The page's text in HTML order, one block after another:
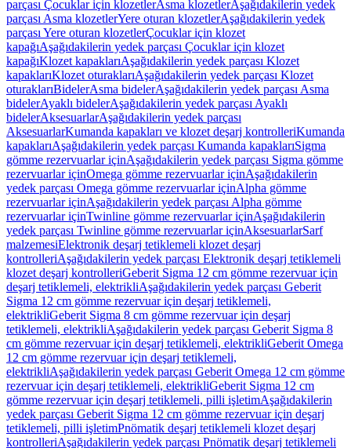
parçası Çocuklar için klozetlerAsma klozetlerAşağıdakilerin yedek
parçası Asma klozetlerYere oturan klozetlerAşağıdakilerin yedek
parçası Yere oturan klozetlerÇocuklar için klozet
kapağıAşağıdakilerin yedek parçası Çocuklar için klozet
kapağıKlozet kapaklarıAşağıdakilerin yedek parçası Klozet
kapaklarıKlozet oturaklarıAşağıdakilerin yedek parçası Klozet
oturaklarıBidelerAsma bidelerAşağıdakilerin yedek parçası Asma
bidelerAyaklı bidelerAşağıdakilerin yedek parçası Ayaklı
bidelerAksesuarlarAşağıdakilerin yedek parçası
AksesuarlarKumanda kapakları ve klozet deşarj kontrolleriKumanda
kapaklarıAşağıdakilerin yedek parçası Kumanda kapaklarıSigma
gömme rezervuarlar içinAşağıdakilerin yedek parçası Sigma gömme
rezervuarlar içinOmega gömme rezervuarlar içinAşağıdakilerin
yedek parçası Omega gömme rezervuarlar içinAlpha gömme
rezervuarlar içinAşağıdakilerin yedek parçası Alpha gömme
rezervuarlar içinTwinline gömme rezervuarlar içinAşağıdakilerin
yedek parçası Twinline gömme rezervuarlar içinAksesuarlarSarf
malzemesiElektronik deşarj tetiklemeli klozet deşarj
kontrolleriAşağıdakilerin yedek parçası Elektronik deşarj tetiklemeli
klozet deşarj kontrolleriGeberit Sigma 12 cm gömme rezervuar için
deşarj tetiklemeli, elektrikliAşağıdakilerin yedek parçası Geberit
Sigma 12 cm gömme rezervuar için deşarj tetiklemeli,
elektrikliGeberit Sigma 8 cm gömme rezervuar için deşarj
tetiklemeli, elektrikliAşağıdakilerin yedek parçası Geberit Sigma 8
cm gömme rezervuar için deşarj tetiklemeli, elektrikliGeberit Omega
12 cm gömme rezervuar için deşarj tetiklemeli,
elektrikliAşağıdakilerin yedek parçası Geberit Omega 12 cm gömme
rezervuar için deşarj tetiklemeli, elektrikliGeberit Sigma 12 cm
gömme rezervuar için deşarj tetiklemeli, pilli işletimAşağıdakilerin
yedek parçası Geberit Sigma 12 cm gömme rezervuar için deşarj
tetiklemeli, pilli işletimPnömatik deşarj tetiklemeli klozet deşarj
kontrolleriAşağıdakilerin yedek parçası Pnömatik deşarj tetiklemeli